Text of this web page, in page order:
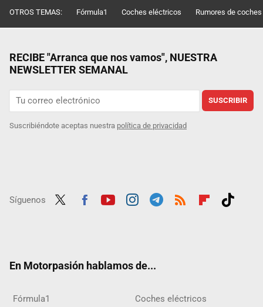
OTROS TEMAS: Fórmula1 Coches eléctricos Rumores de coches
RECIBE "Arranca que nos vamos", NUESTRA
NEWSLETTER SEMANAL
SUSCRIBIR
Suscribiéndote aceptas nuestra política de privacidad
Síguenos
En Motorpasión hablamos de...
Fórmula1 Coches eléctricos